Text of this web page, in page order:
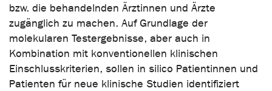
bzw. die behandelnden Ärztinnen und Ärzte
zugänglich zu machen. Auf Grundlage der
molekularen Testergebnisse, aber auch in
Kombination mit konventionellen klinischen
Einschlusskriterien, sollen in silico Patientinnen und
Patienten für neue klinische Studien identifiziert